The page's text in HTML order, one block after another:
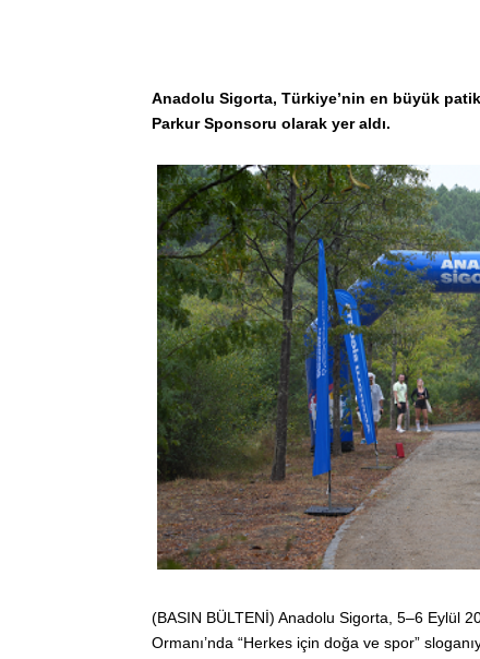
Anadolu Sigorta, Türkiye’nin en büyük
Parkur Sponsoru olarak yer aldı.
(BASIN BÜLTENİ) Anadolu Sigorta, 5–6 Eylül
Ormanı’nda “Herkes için doğa ve spor”